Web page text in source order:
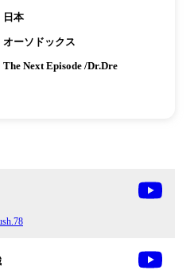
日本
オーソドックス
The Next Episode /Dr.Dre